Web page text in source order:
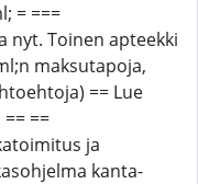
= ===
nyt. Toinen apteekki
maksutapoja,
== Lue
==
ja
kanta-